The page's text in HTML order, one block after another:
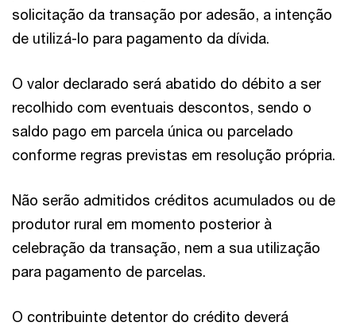
solicitação da transação por adesão, a intenção
de utilizá-lo para pagamento da dívida.
O valor declarado será abatido do débito a ser
recolhido com eventuais descontos, sendo o
saldo pago em parcela única ou parcelado
conforme regras previstas em resolução própria.
Não serão admitidos créditos acumulados ou de
produtor rural em momento posterior à
celebração da transação, nem a sua utilização
para pagamento de parcelas.
O contribuinte detentor do crédito deverá